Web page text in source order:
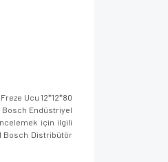
Ucu 12*12*80
Bosch Endüstriyel
için ilgili
Bosch Distribütör